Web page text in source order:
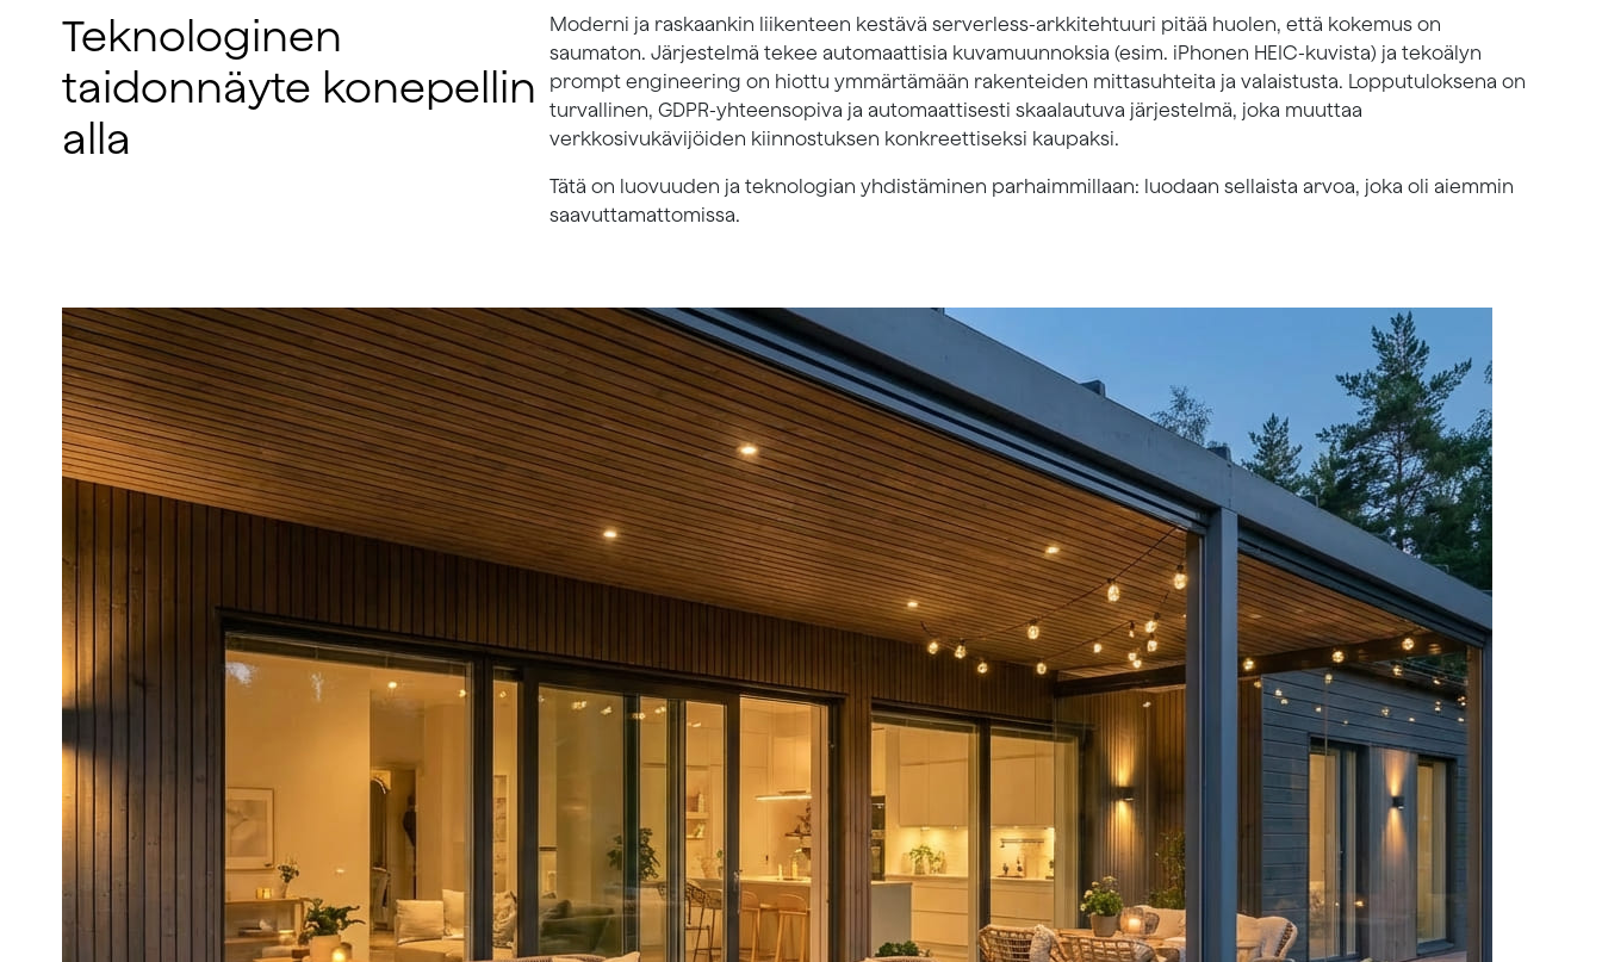
Teknologinen
taidonnäyte konepellin
alla
Moderni ja raskaankin liikenteen kestävä serverless-arkkitehtuuri pitää huolen, että kokemus on
saumaton. Järjestelmä tekee automaattisia kuvamuunnoksia (esim. iPhonen HEIC-kuvista) ja tekoälyn
prompt engineering on hiottu ymmärtämään rakenteiden mittasuhteita ja valaistusta. Lopputuloksena on
turvallinen, GDPR-yhteensopiva ja automaattisesti skaalautuva järjestelmä, joka muuttaa
verkkosivukävijöiden kiinnostuksen konkreettiseksi kaupaksi.
Tätä on luovuuden ja teknologian yhdistäminen parhaimmillaan: luodaan sellaista arvoa, joka oli aiemmin
saavuttamattomissa.